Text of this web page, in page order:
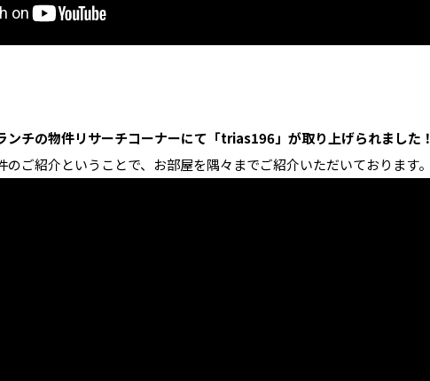
ンチの物件リサーチコーナーにて「trias196」が取り上げられました！
ご紹介ということで、お部屋を隅々までご紹介いただいております。